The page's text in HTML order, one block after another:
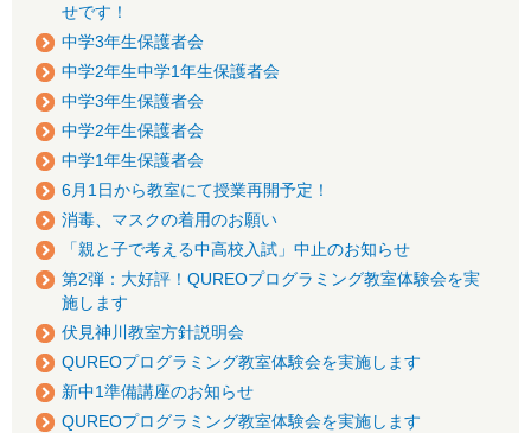
せです！
中学3年生保護者会
中学2年生中学1年生保護者会
中学3年生保護者会
中学2年生保護者会
中学1年生保護者会
6月1日から教室にて授業再開予定！
消毒、マスクの着用のお願い
「親と子で考える中高校入試」中止のお知らせ
第2弾：大好評！QUREOプログラミング教室体験会を実
施します
伏見神川教室方針説明会
QUREOプログラミング教室体験会を実施します
新中1準備講座のお知らせ
QUREOプログラミング教室体験会を実施します